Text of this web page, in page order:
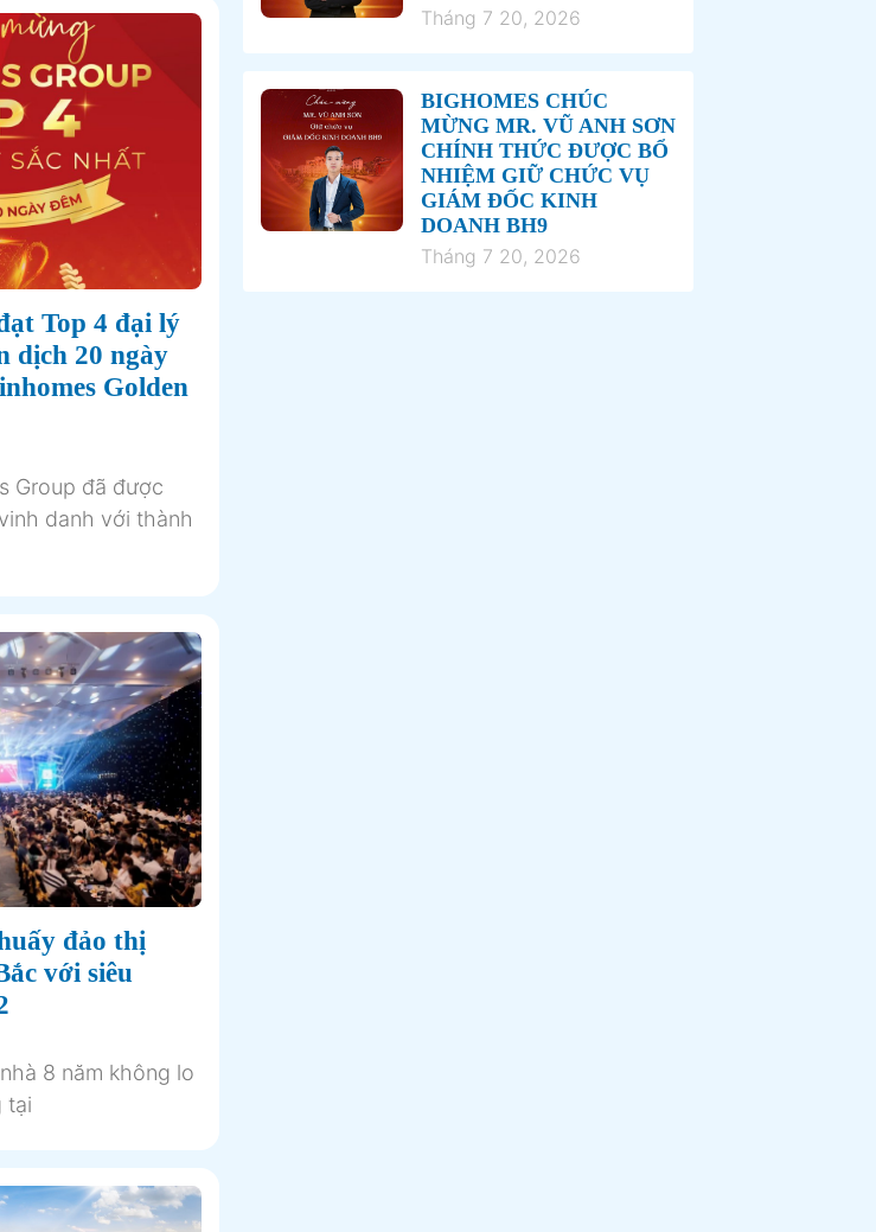
Top 4 đại lý
dịch 20 ngày
Golden
Group đã được
danh với thành
đảo thị
với siêu
8 năm không lo
tại
Tháng 7 20, 2026
BIGHOMES CHÚC
MỪNG MR. VŨ ANH SƠN
CHÍNH THỨC ĐƯỢC BỔ
NHIỆM GIỮ CHỨC VỤ
GIÁM ĐỐC KINH
DOANH BH9
Tháng 7 20, 2026